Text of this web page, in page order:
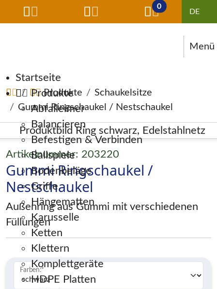
0
Menü
Navigation überspringen
Startseite
Produkte
Abfalleimer
Balancieren
Befestigen & Verbinden
Ballspiele
Bodenbeläge
Griffe
Hängematten
Karusselle
Ketten
Klettern
Komplettgeräte
HDPE Platten
Produkte
Schaukelsitze
Gummi Ringschaukel / Nestschaukel
Artikelnummer: 203220
Gummi Ringschaukel /
Nestschaukel
Außenring aus Gummi mit verschiedenen
Füllungen
Farben:*